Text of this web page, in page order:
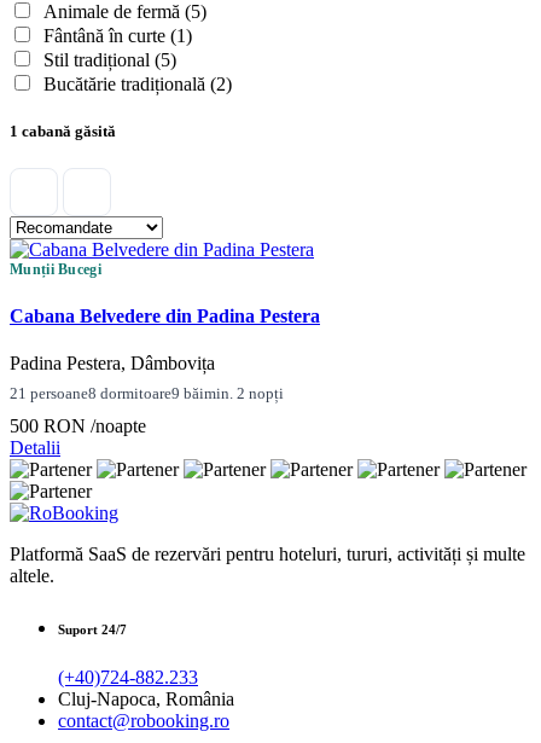
Animale de fermă (5)
Fântână în curte (1)
Stil tradițional (5)
Bucătărie tradițională (2)
1 cabană găsită
Munții Bucegi
Cabana Belvedere din Padina Pestera
Padina Pestera, Dâmbovița
21 persoane8 dormitoare9 băimin. 2 nopți
500 RON /noapte
Detalii
Platformă SaaS de rezervări pentru hoteluri, tururi, activități și multe
altele.
Suport 24/7
(+40)724-882.233
Cluj-Napoca, România
contact@robooking.ro